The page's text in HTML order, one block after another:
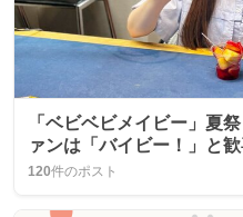
「ベビベビメイビー」夏
ァンは「バイビー！」と
120件のポスト